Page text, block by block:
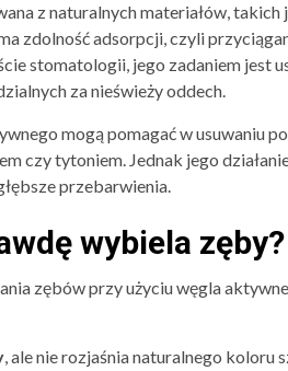
z naturalnych materiałów,
zdolność adsorpcji, czyli
stomatologii, jego zadaniem jest
za nieświeży oddech.
mogą pomagać w usuwaniu
czy tytoniem. Jednak jego
przebarwienia.
wybiela zęby?
zębów przy użyciu węgla
, ale nie rozjaśnia naturalnego koloru